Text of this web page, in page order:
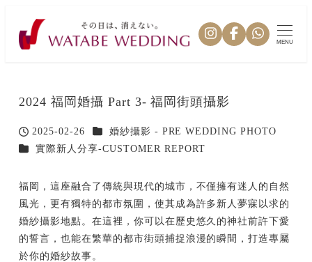
MENU
2024 福岡婚攝 Part 3- 福岡街頭攝影
投稿日
2025-02-26 カテゴリー
婚紗攝影 - PRE WEDDING PHOTO
カテゴリー
實際新人分享-CUSTOMER REPORT
福岡，這座融合了傳統與現代的城市，不僅擁有迷人的自然
風光，更有獨特的都市氛圍，使其成為許多新人夢寐以求的
婚紗攝影地點。在這裡，你可以在歷史悠久的神社前許下愛
的誓言，也能在繁華的都市街頭捕捉浪漫的瞬間，打造專屬
於你的婚紗故事。